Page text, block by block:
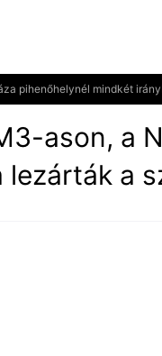
pihenőhelynél mindkét
ason, a
lezárták a